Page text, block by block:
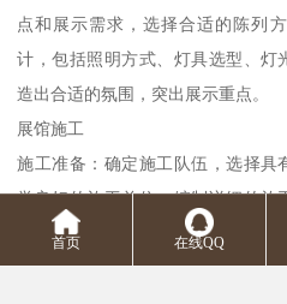
点和展示需求，选择合适的陈列
计，包括照明方式、灯具选型、灯
造出合适的氛围，突出展示重点。
展馆施工
施工准备：确定施工队伍，选择具
誉良好的施工单位。编制详细的施
的开始时间、结束时间和关键节点
行。
首页 在线QQ